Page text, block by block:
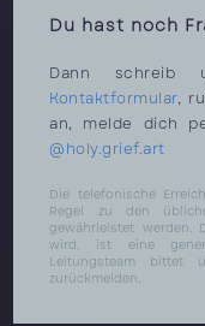
Du hast noch
Dann
Kontaktformular,
an, melde dich
@holy.grief.art
Die telefonische
Regel zu den
gewährleistet werden.
wird, ist eine
Leitungsteam bittet
zurückmelden.